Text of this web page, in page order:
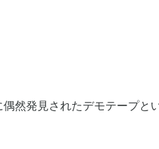
然発見されたデモテープ